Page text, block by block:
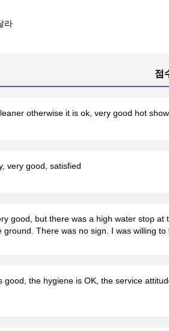
라
점
otherwise it is ok, very good hot
very good, satisfied
good, but there was a high water stop at
ground. There was no sign. I was willing to
the hygiene is OK, the service